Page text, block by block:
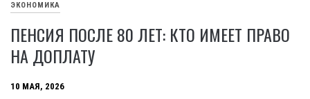
ЭКОНОМИКА
ПЕНСИЯ ПОСЛЕ 80 ЛЕТ: КТО ИМЕЕТ ПРАВО
НА ДОПЛАТУ
10 МАЯ, 2026